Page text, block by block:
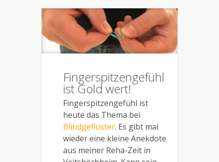
Fingerspitzengefühl
ist Gold wert!
Fingerspitzengefühl ist
heute das Thema bei
Blindgeflüster. Es gibt mal
wieder eine kleine Anekdote
aus meiner Reha-Zeit in